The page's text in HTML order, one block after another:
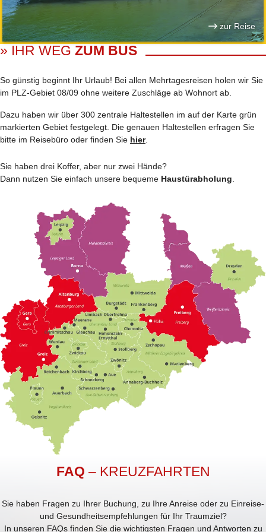
zur Reise
» IHR WEG ZUM BUS
So günstig beginnt Ihr Urlaub! Bei allen Mehrtages­reisen holen wir Sie
im PLZ-Gebiet 08/09 ohne weitere Zuschläge ab Wohnort ab.
Dazu haben wir über 300 zentrale Haltestellen im auf der Karte grün
markierten Gebiet festgelegt. Die genauen Haltestellen erfragen Sie
bitte im Reisebüro oder finden Sie hier.
Sie haben drei Koffer, aber nur zwei Hände?
Dann nutzen Sie einfach unsere bequeme Haustürabholung.
FAQ – KREUZFAHRTEN
Sie haben Fragen zu Ihrer Buchung, zu Ihre Anreise oder zu Einreise-
und Gesundheitsempfehlungen für Ihr Traumziel?
In unseren FAQs finden Sie die wichtigsten Fragen und Antworten zu